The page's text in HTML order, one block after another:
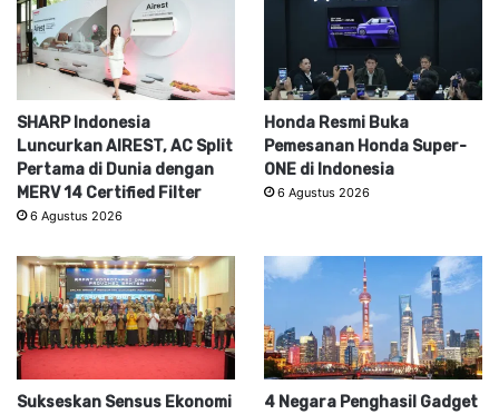
SHARP Indonesia
Luncurkan AIREST, AC Split
Pertama di Dunia dengan
MERV 14 Certified Filter
6 Agustus 2026
Honda Resmi Buka
Pemesanan Honda Super-
ONE di Indonesia
6 Agustus 2026
Sukseskan Sensus Ekonomi
4 Negara Penghasil Gadget